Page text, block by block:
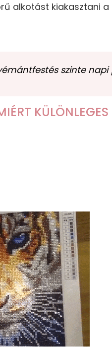
alkotást kiakasztani a
szinte